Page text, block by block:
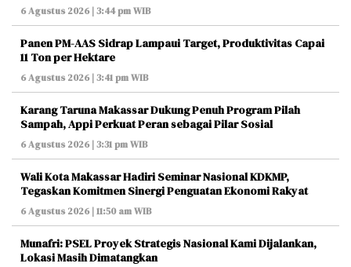
6 Agustus 2026 | 3:44 pm WIB
Panen PM-AAS Sidrap Lampaui Target, Produktivitas Capai
11 Ton per Hektare
6 Agustus 2026 | 3:41 pm WIB
Karang Taruna Makassar Dukung Penuh Program Pilah
Sampah, Appi Perkuat Peran sebagai Pilar Sosial
6 Agustus 2026 | 3:31 pm WIB
Wali Kota Makassar Hadiri Seminar Nasional KDKMP,
Tegaskan Komitmen Sinergi Penguatan Ekonomi Rakyat
6 Agustus 2026 | 11:50 am WIB
Munafri: PSEL Proyek Strategis Nasional Kami Dijalankan,
Lokasi Masih Dimatangkan